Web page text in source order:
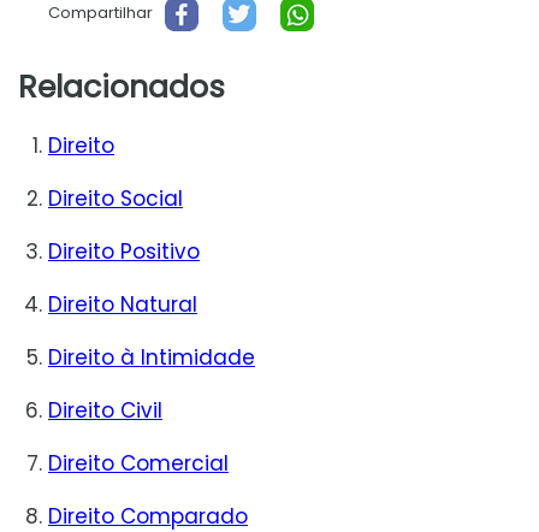
Compartilhar
Relacionados
Direito
Direito Social
Direito Positivo
Direito Natural
Direito à Intimidade
Direito Civil
Direito Comercial
Direito Comparado